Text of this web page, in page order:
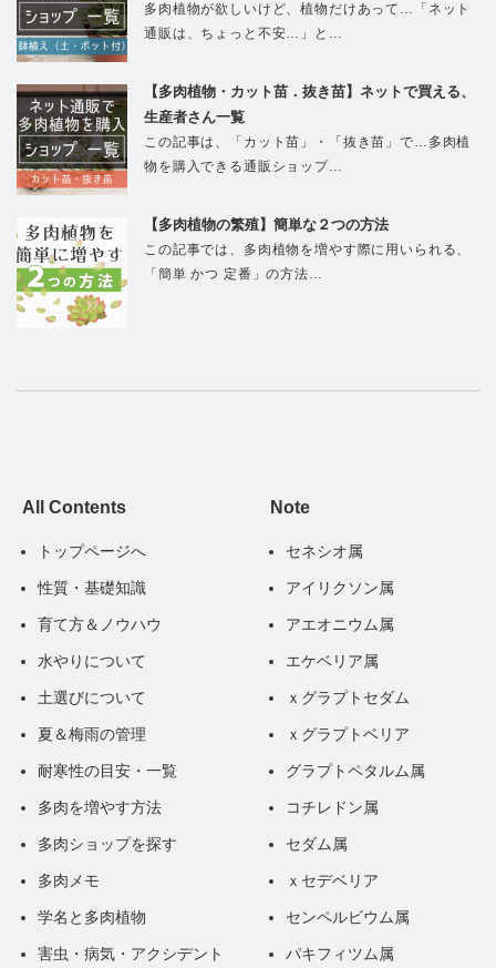
多肉植物が欲しいけど、植物だけあって…「ネット
通販は、ちょっと不安…」と…
【多肉植物・カット苗．抜き苗】ネットで買える、
生産者さん一覧
この記事は、「カット苗」・「抜き苗」で…多肉植
物を購入できる通販ショップ…
【多肉植物の繁殖】簡単な２つの方法
この記事では、多肉植物を増やす際に用いられる、
「簡単 かつ 定番」の方法…
All Contents
トップページへ
性質・基礎知識
育て方＆ノウハウ
水やりについて
土選びについて
夏＆梅雨の管理
耐寒性の目安・一覧
多肉を増やす方法
多肉ショップを探す
多肉メモ
学名と多肉植物
害虫・病気・アクシデント
Note
セネシオ属
アイリクソン属
アエオニウム属
エケベリア属
ｘグラプトセダム
ｘグラプトベリア
グラプトペタルム属
コチレドン属
セダム属
ｘセデベリア
センペルビウム属
パキフィツム属